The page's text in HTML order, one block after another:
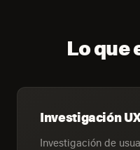
Lo que
Investigación
Investigación de